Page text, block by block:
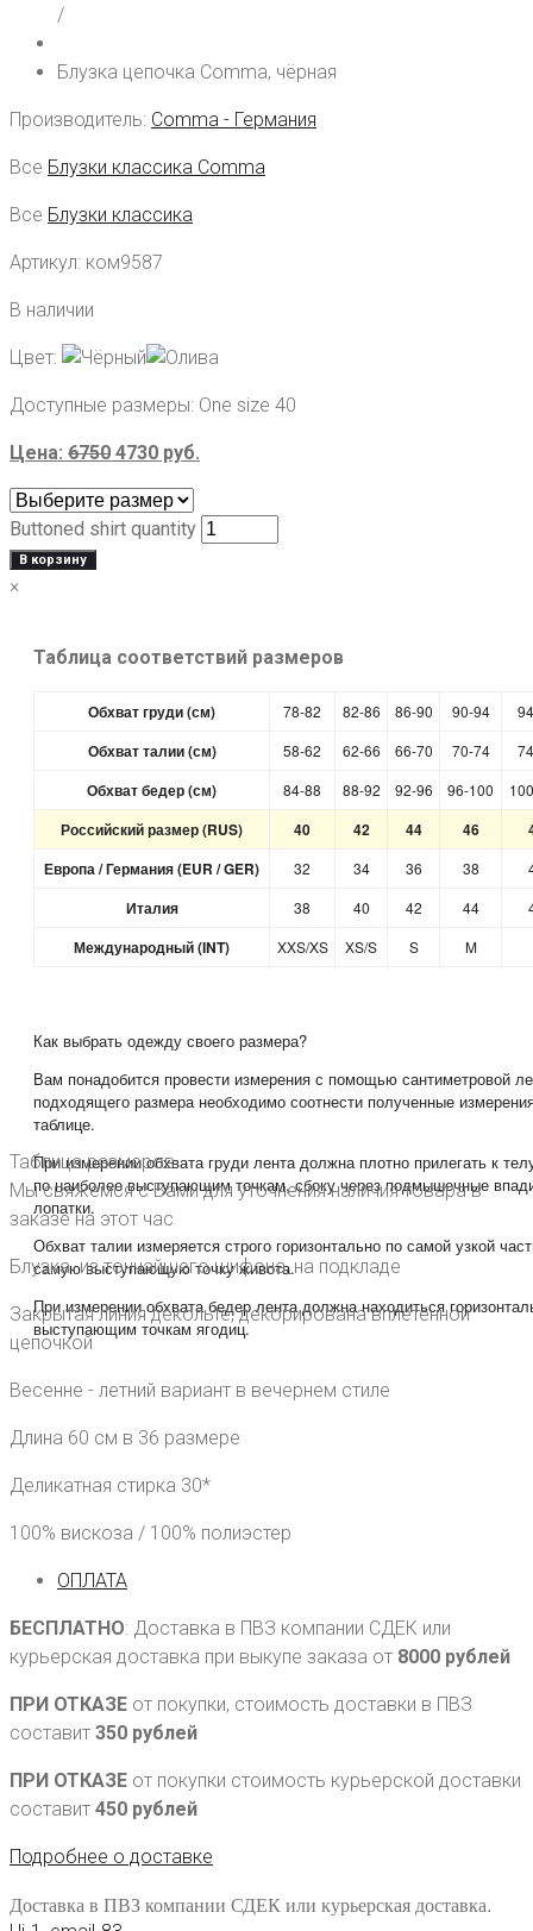
/
Блузка цепочка Comma, чёрная
Производитель: Comma - Германия
Все Блузки классика Comma
Все Блузки классика
Артикул: ком9587
В наличии
Цвет:
Доступные размеры: One size 40
Цена: 6750 4730 руб.
Buttoned shirt quantity
В корзину
×
Таблица соответствий размеров
Обхват груди (см) 78-82 82-86 86-90 90-94
Обхват талии (см) 58-62 62-66 66-70 70-74
Обхват бедер (см) 84-88 88-92 92-96 96-100
Российский размер (RUS) 40 42 44 46
Европа / Германия (EUR / GER)
32 34 36 38
Италия 38 40 42 44
Международный (INT) XXS/XS XS/S S M
Как выбрать одежду своего размера?
Вам понадобится провести измерения с помощью сантиметровой
подходящего размера необходимо соотнести полученные
таблице.
При измерении обхвата груди лента должна плотно прилегать к
по наиболее выступающим точкам, сбоку через подмышечные
лопатки.
Обхват талии измеряется строго горизонтально по самой узкой
самую выступающую точку живота.
При измерении обхвата бедер лента должна находиться
выступающим точкам ягодиц.
Таблица размеров
Мы свяжемся с Вами для уточнения наличия товара в
заказе на этот час
Блузка из тончайшего шифона, на подкладе
Закрытая линия декольте, декорирована вплетённой
цепочкой
Весенне - летний вариант в вечернем стиле
Длина 60 см в 36 размере
Деликатная стирка 30*
100% вискоза / 100% полиэстер
ОПЛАТА
БЕСПЛАТНО: Доставка в ПВЗ компании СДЕК или
курьерская доставка при выкупе заказа от 8000 рублей
ПРИ ОТКАЗЕ от покупки, стоимость доставки в ПВЗ
составит 350 рублей
ПРИ ОТКАЗЕ от покупки стоимость курьерской доставки
составит 450 рублей
Подробнее о доставке
Доставка в ПВЗ компании СДЕК или курьерская доставка.